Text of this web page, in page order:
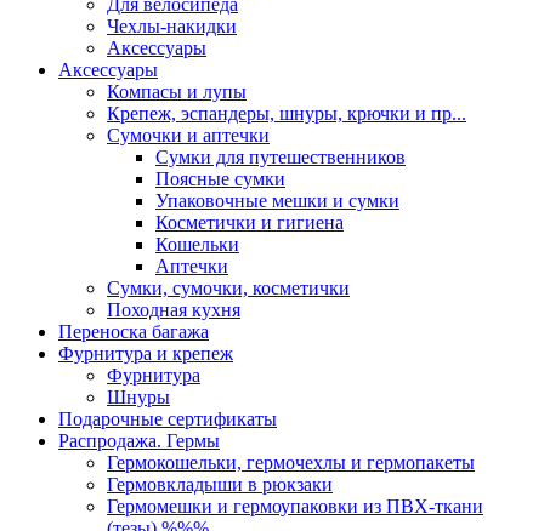
Для велосипеда
Чехлы-накидки
Аксессуары
Аксессуары
Компасы и лупы
Крепеж, эспандеры, шнуры, крючки и пр...
Сумочки и аптечки
Сумки для путешественников
Поясные сумки
Упаковочные мешки и сумки
Косметички и гигиена
Кошельки
Аптечки
Сумки, сумочки, косметички
Походная кухня
Переноска багажа
Фурнитура и крепеж
Фурнитура
Шнуры
Подарочные сертификаты
Распродажа. Гермы
Гермокошельки, гермочехлы и гермопакеты
Гермовкладыши в рюкзаки
Гермомешки и гермоупаковки из ПВХ-ткани